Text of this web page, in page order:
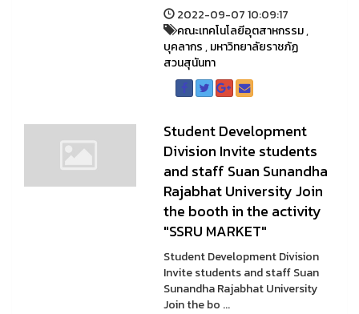
2022-09-07 10:09:17
คณะเทคโนโลยีอุตสาหกรรม,
บุคลากร,มหาวิทยาลัยราชภัฏ
สวนสุนันทา
Student Development
Division Invite students
and staff Suan Sunandha
Rajabhat University Join
the booth in the activity
"SSRU MARKET"
Student Development Division
Invite students and staff Suan
Sunandha Rajabhat University
Join the bo ...